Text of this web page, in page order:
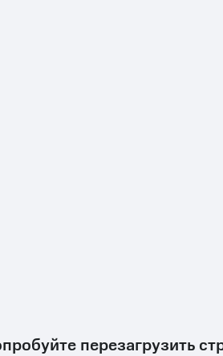
перезагрузить